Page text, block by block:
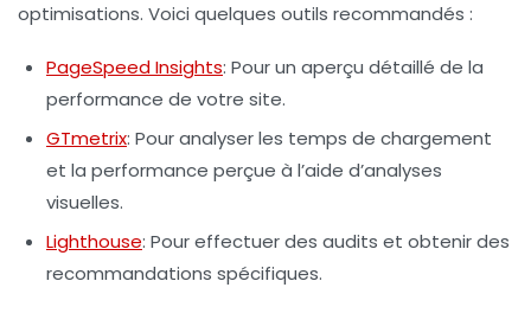
optimisations. Voici quelques outils recommandés :
PageSpeed Insights: Pour un aperçu détaillé de la
performance de votre site.
GTmetrix: Pour analyser les temps de chargement
et la performance perçue à l’aide d’analyses
visuelles.
Lighthouse: Pour effectuer des audits et obtenir des
recommandations spécifiques.